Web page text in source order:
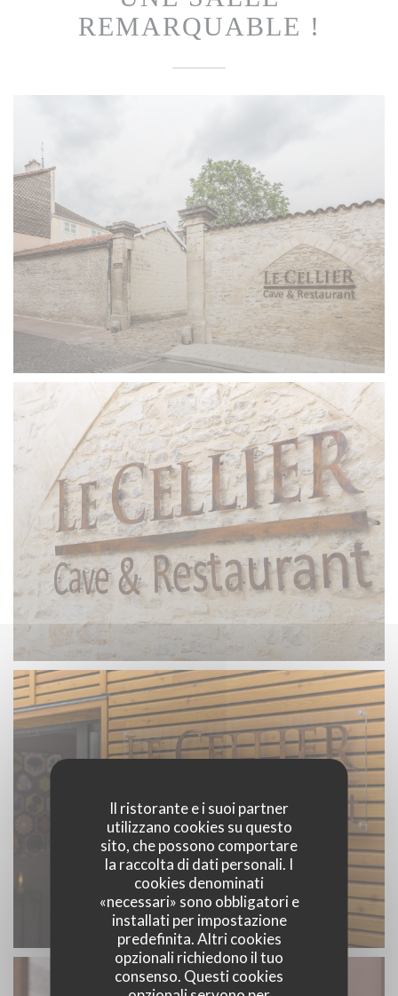
Il ristorante e i suoi partner
utilizzano cookies su questo
sito, che possono comportare
la raccolta di dati personali. I
cookies denominati
«necessari» sono obbligatori e
installati per impostazione
predefinita. Altri cookies
opzionali richiedono il tuo
consenso. Questi cookies
REMARQUABLE !